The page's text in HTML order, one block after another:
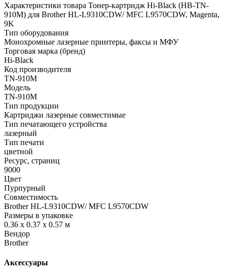
Характеристики товара Тонер-картридж Hi-Black (HB-TN-
910M) для Brother HL-L9310CDW/ MFC L9570CDW, Magenta,
9K
Тип оборудования
Монохромные лазерные принтеры, факсы и МФУ
Торговая марка (бренд)
Hi-Black
Код производителя
TN-910M
Модель
TN-910M
Тип продукции
Картриджи лазерные совместимые
Тип печатающего устройства
лазерный
Тип печати
цветной
Ресурс, страниц
9000
Цвет
Пурпурный
Совместимость
Brother HL-L9310CDW/ MFC L9570CDW
Размеры в упаковке
0.36 x 0.37 x 0.57 м
Вендор
Brother
Аксессуары